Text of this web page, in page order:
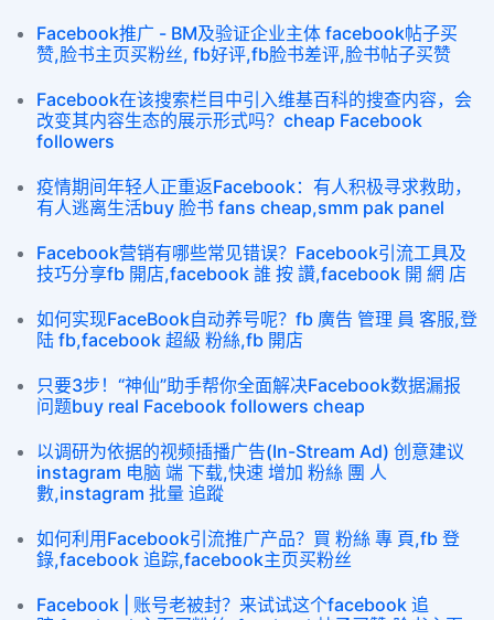
Facebook推广 - BM及验证企业主体 facebook帖子买
赞,脸书主页买粉丝, fb好评,fb脸书差评,脸书帖子买赞
Facebook在该搜索栏目中引入维基百科的搜查内容，会
改变其内容生态的展示形式吗？cheap Facebook
followers
疫情期间年轻人正重返Facebook：有人积极寻求救助，
有人逃离生活buy 脸书 fans cheap,smm pak panel
Facebook营销有哪些常见错误？Facebook引流工具及
技巧分享fb 開店,facebook 誰 按 讚,facebook 開 網 店
如何实现FaceBook自动养号呢？fb 廣告 管理 員 客服,登
陆 fb,facebook 超級 粉絲,fb 開店
只要3步！“神仙”助手帮你全面解决Facebook数据漏报
问题buy real Facebook followers cheap
以调研为依据的视频插播广告(In-Stream Ad) 创意建议
instagram 电脑 端 下载,快速 增加 粉絲 團 人
數,instagram 批量 追蹤
如何利用Facebook引流推广产品？買 粉絲 專 頁,fb 登
錄,facebook 追踪,facebook主页买粉丝
Facebook | 账号老被封？来试试这个facebook 追